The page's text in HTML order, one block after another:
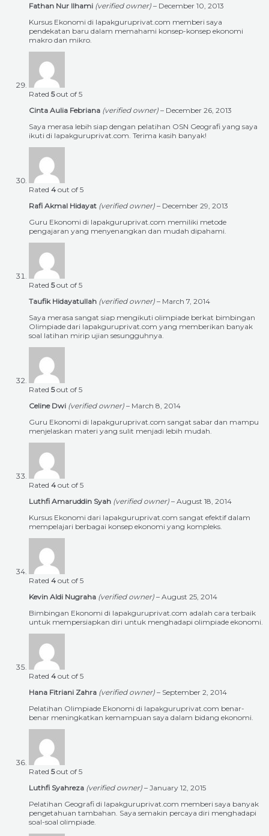
Fathan Nur Ilhami (verified owner) – December 10, 2013
Kursus Ekonomi di lapakguruprivat.com memberi saya
pendekatan baru dalam memahami konsep-konsep ekonomi
makro dan mikro.
Rated 5out of 5
Cinta Aulia Febriana (verified owner) – December 26, 2013
Saya merasa lebih siap dengan pelatihan OSN Geografi yang saya
ikuti di lapakguruprivat.com. Terima kasih banyak!
Rated 4 out of 5
Rafi Akmal Hidayat (verified owner) – December 29, 2013
Guru Ekonomi di lapakguruprivat.com memiliki metode
pengajaran yang menyenangkan dan mudah dipahami.
Rated 5out of 5
Taufik Hidayatullah (verified owner) – March 7, 2014
Saya merasa sangat siap mengikuti olimpiade berkat bimbingan
Olimpiade dari lapakguruprivat.com yang memberikan banyak
soal latihan mirip ujian sesungguhnya.
Rated 5out of 5
Celine Dwi (verified owner) – March 8, 2014
Guru Ekonomi di lapakguruprivat.com sangat sabar dan mampu
menjelaskan materi yang sulit menjadi lebih mudah.
Rated 4 out of 5
Luthfi Amaruddin Syah (verified owner) – August 18, 2014
Kursus Ekonomi dari lapakguruprivat.com sangat efektif dalam
mempelajari berbagai konsep ekonomi yang kompleks.
Rated 4 out of 5
Kevin Aldi Nugraha (verified owner) – August 25, 2014
Bimbingan Ekonomi di lapakguruprivat.com adalah cara terbaik
untuk mempersiapkan diri untuk menghadapi olimpiade ekonomi.
Rated 4 out of 5
Hana Fitriani Zahra (verified owner) – September 2, 2014
Pelatihan Olimpiade Ekonomi di lapakguruprivat.com benar-
benar meningkatkan kemampuan saya dalam bidang ekonomi.
Rated 5out of 5
Luthfi Syahreza (verified owner) – January 12, 2015
Pelatihan Geografi di lapakguruprivat.com memberi saya banyak
pengetahuan tambahan. Saya semakin percaya diri menghadapi
soal-soal olimpiade.